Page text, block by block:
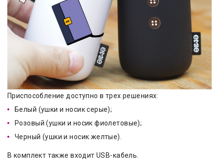
Приспособление доступно в трех решениях:
Белый (ушки и носик серые);
Розовый (ушки и носик фиолетовые);
Черный (ушки и носик желтые).
В комплект также входит USB-кабель.